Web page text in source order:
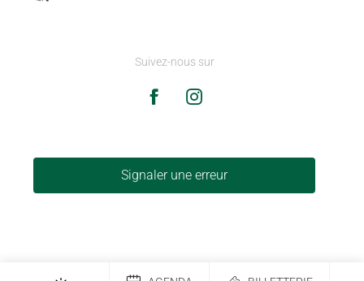
Suivez-nous sur
Signaler une erreur